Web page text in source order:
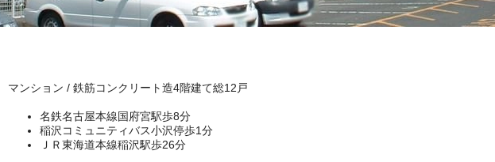
マンション / 鉄筋コンクリート造4階建て総12戸
名鉄名古屋本線国府宮駅歩8分
稲沢コミュニティバス小沢停歩1分
ＪＲ東海道本線稲沢駅歩26分